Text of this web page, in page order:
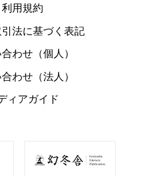
利用規約
法に基づく表記
わせ（個人）
わせ（法人）
ィアガイド